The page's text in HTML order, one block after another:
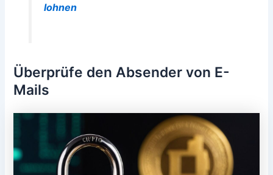
lohnen
Überprüfe den Absender von E-
Mails